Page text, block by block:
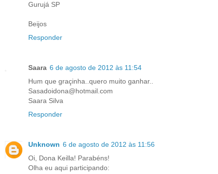
Gurujá SP
Beijos
Responder
Saara 6 de agosto de 2012 às 11:54
Hum que graçinha..quero muito ganhar..
Sasadoidona@hotmail.com
Saara Silva
Responder
Unknown 6 de agosto de 2012 às 11:56
Oi, Dona Keilla! Parabéns!
Olha eu aqui participando: